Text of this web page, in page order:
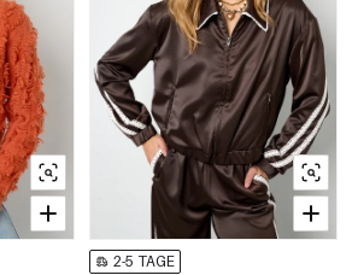
2-5 TAGE